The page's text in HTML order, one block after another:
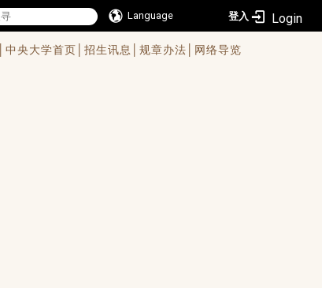
Language 登入
中央大学首页│ 招生讯息│ 规章办法│ 网络导览